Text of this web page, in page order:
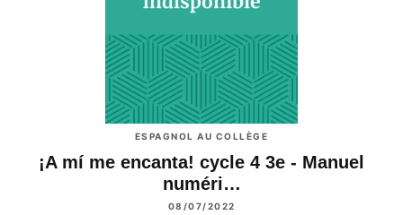
ESPAGNOL AU COLLÈGE
¡A mí me encanta! cycle 4 3e - Manuel
numéri…
08/07/2022